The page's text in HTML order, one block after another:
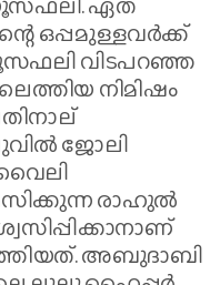
ഒപ്പമുള്ളവർക്ക്
വിടപറഞ്ഞ
നിമിഷം
ജോലി
വൈലി
രാഹുൽ
അബുദാബി